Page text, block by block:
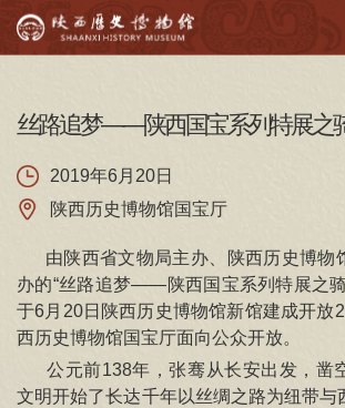
首页
导览
展览
藏品
教育
学术
丝路追梦——陕西国宝系列特展之
2019年6月20日
陕西历史博物馆国宝厅
由陕西省文物局主办、陕西历史博物
办的“丝路追梦——陕西国宝系列特展之骑
于6月20日陕西历史博物馆新馆建成开放
西历史博物馆国宝厅面向公众开放。
公元前138年，张骞从长安出发，凿
文明开始了长达千年以丝绸之路为纽带与